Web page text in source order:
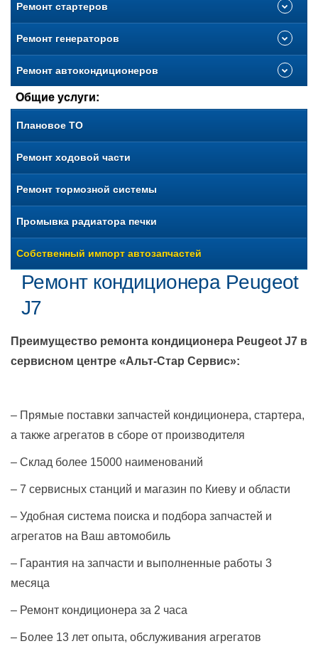
Ремонт стартеров
Ремонт генераторов
Ремонт автокондиционеров
Общие услуги:
Плановое ТО
Ремонт ходовой части
Ремонт тормозной системы
Промывка радиатора печки
Собственный импорт автозапчастей
Ремонт кондиционера Peugeot
J7
Преимущество ремонта кондиционера Peugeot J7 в
сервисном центре «Альт-Стар Сервис»:
– Прямые поставки запчастей кондиционера, стартера,
а также агрегатов в сборе от производителя
– Склад более 15000 наименований
– 7 сервисных станций и магазин по Киеву и области
– Удобная система поиска и подбора запчастей и
агрегатов на Ваш автомобиль
– Гарантия на запчасти и выполненные работы 3
месяца
– Ремонт кондиционера за 2 часа
– Более 13 лет опыта, обслуживания агрегатов